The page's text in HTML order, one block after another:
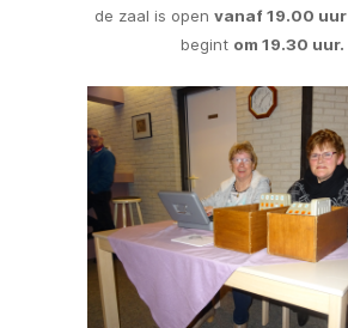
de zaal is open vanaf 19.00 uur
begint om 19.30 uur.